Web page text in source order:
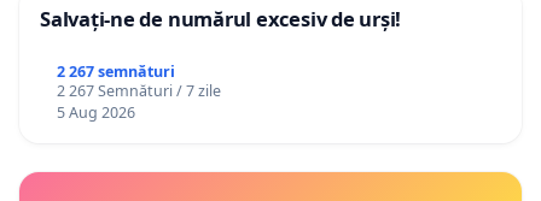
Salvați-ne de numărul excesiv de urși!
2 267 semnături
2 267 Semnături / 7 zile
5 Aug 2026